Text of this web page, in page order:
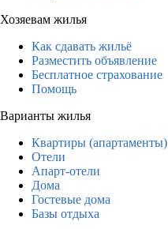
Хозяевам жилья
Как сдавать жильё
Разместить объявление
Бесплатное страхование
Помощь
Варианты жилья
Квартиры (апартаменты)
Отели
Апарт-отели
Дома
Гостевые дома
Базы отдыха